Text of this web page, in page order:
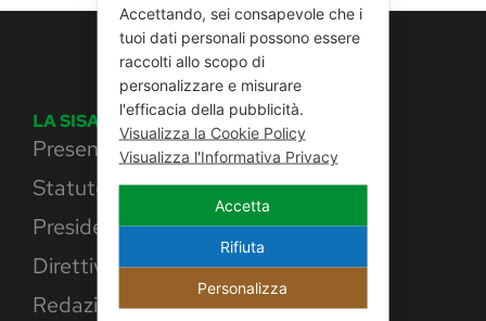
LA SISAM
Presentazione
Statuto
Presidente
Direttivo
Redazione Web
Accettando, sei consapevole che i
tuoi dati personali possono essere
raccolti allo scopo di
personalizzare e misurare
l'efficacia della pubblicità.
Visualizza la Cookie Policy
Visualizza l'Informativa Privacy
Accetta
Rifiuta
Personalizza